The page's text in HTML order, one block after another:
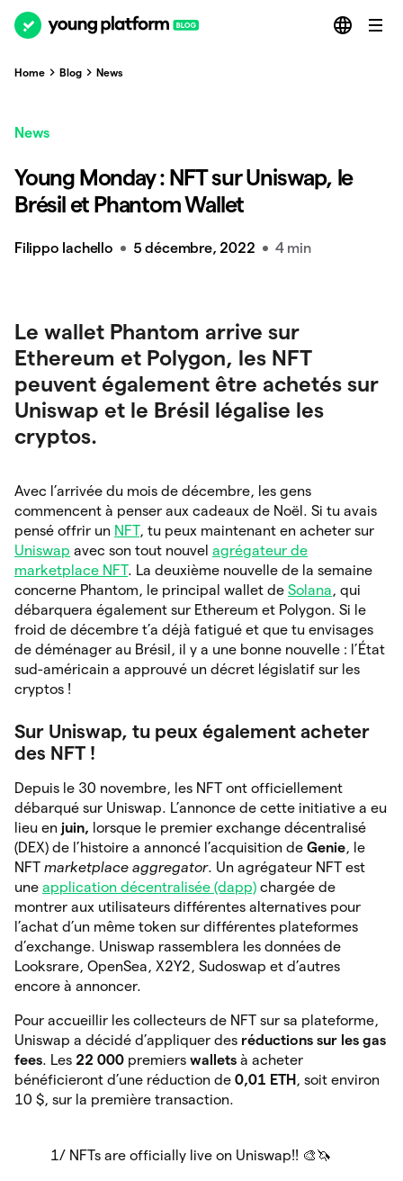
Home Blog News
News
Young Monday : NFT sur Uniswap, le
Brésil et Phantom Wallet
Filippo Iachello 5 décembre, 2022 4 min
Le wallet Phantom arrive sur
Ethereum et Polygon, les NFT
peuvent également être achetés sur
Uniswap et le Brésil légalise les
cryptos.
Avec l’arrivée du mois de décembre, les gens
commencent à penser aux cadeaux de Noël. Si tu avais
pensé offrir un NFT, tu peux maintenant en acheter sur
Uniswap avec son tout nouvel agrégateur de
marketplace NFT. La deuxième nouvelle de la semaine
concerne Phantom, le principal wallet de Solana, qui
débarquera également sur Ethereum et Polygon. Si le
froid de décembre t’a déjà fatigué et que tu envisages
de déménager au Brésil, il y a une bonne nouvelle : l’État
sud-américain a approuvé un décret législatif sur les
cryptos !
Sur Uniswap, tu peux également acheter
des NFT !
Depuis le 30 novembre, les NFT ont officiellement
débarqué sur Uniswap. L’annonce de cette initiative a eu
lieu en juin, lorsque le premier exchange décentralisé
(DEX) de l’histoire a annoncé l’acquisition de Genie, le
NFT marketplace aggregator. Un agrégateur NFT est
une application décentralisée (dapp) chargée de
montrer aux utilisateurs différentes alternatives pour
l’achat d’un même token sur différentes plateformes
d’exchange. Uniswap rassemblera les données de
Looksrare, OpenSea, X2Y2, Sudoswap et d’autres
encore à annoncer.
Pour accueillir les collecteurs de NFT sur sa plateforme,
Uniswap a décidé d’appliquer des réductions sur les gas
fees. Les 22 000 premiers wallets à acheter
bénéficieront d’une réduction de 0,01 ETH , soit environ
10 $, sur la première transaction.
1/ NFTs are officially live on Uniswap!! 🎨🦄